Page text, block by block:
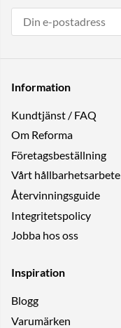
Information
Kundtjänst / FAQ
Om Reforma
Företagsbeställning
Vårt hållbarhetsarbete
Återvinningsguide
Integritetspolicy
Jobba hos oss
Inspiration
Blogg
Varumärken